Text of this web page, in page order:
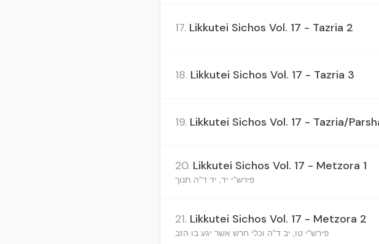
17. Likkutei Sichos Vol. 17 - Tazria 2
18. Likkutei Sichos Vol. 17 - Tazria 3
19. Likkutei Sichos Vol. 17 - Tazria/
20. Likkutei Sichos Vol. 17 - Metzora 1
פירש"י יד, יד ד"ה תנוך
21. Likkutei Sichos Vol. 17 - Metzora 2
פירש"י טו, יב ד"ה וכלי חרש אשר יגע בו הזב